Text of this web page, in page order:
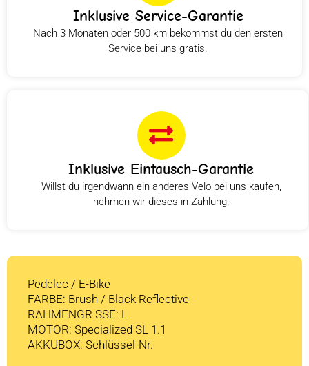
Inklusive Service-Garantie
Nach 3 Monaten oder 500 km bekommst du den ersten
Service bei uns gratis.
Inklusive Eintausch-Garantie
Willst du irgendwann ein anderes Velo bei uns kaufen,
nehmen wir dieses in Zahlung.
Pedelec / E-Bike
FARBE: Brush / Black Reflective
RAHMENGR SSE: L
MOTOR: Specialized SL 1.1
AKKUBOX: Schlüssel-Nr.